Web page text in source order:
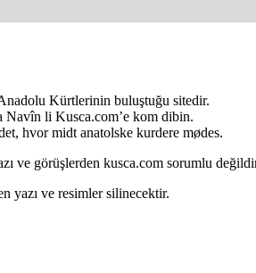
Kürtlerinin buluştuğu sitedir.
li Kusca.com’e kom dibin.
hvor midt anatolske kurdere mødes.
ve görüşlerden kusca.com sorumlu
yazı ve resimler silinecektir.